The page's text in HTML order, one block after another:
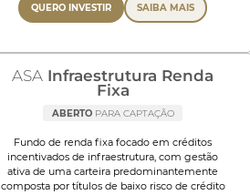
QUERO INVESTIR SAIBA MAIS
ASA Infraestrutura Renda
Fixa
ABERTOPARA CAPTAÇÃO
Fundo de renda fixa focado em créditos
incentivados de infraestrutura, com gestão
ativa de uma carteira predominantemente
composta por títulos de baixo risco de crédito